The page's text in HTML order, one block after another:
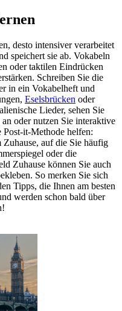
desto intensiver verarbeitet
speichert sie ab. Vokabeln
oder taktilen Eindrücken
Schreiben Sie die
in ein Vokabelheft und
Eselsbrücken oder
Lieder, sehen Sie
oder nutzen Sie interaktive
it-Methode helfen:
auf die Sie häufig
oder die
Zuhause können Sie auch
So merken Sie sich
Tipps, die Ihnen am besten
werden schon bald über